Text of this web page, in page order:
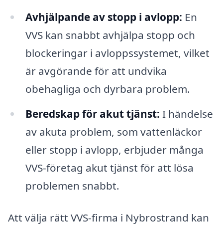
Avhjälpande av stopp i avlopp: En
VVS kan snabbt avhjälpa stopp och
blockeringar i avloppssystemet, vilket
är avgörande för att undvika
obehagliga och dyrbara problem.
Beredskap för akut tjänst: I händelse
av akuta problem, som vattenläckor
eller stopp i avlopp, erbjuder många
VVS-företag akut tjänst för att lösa
problemen snabbt.
Att välja rätt VVS-firma i Nybrostrand kan